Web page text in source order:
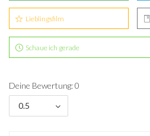
Lieblingsfilm
Schaue ich gerade
Deine Bewertung: 0
0.5